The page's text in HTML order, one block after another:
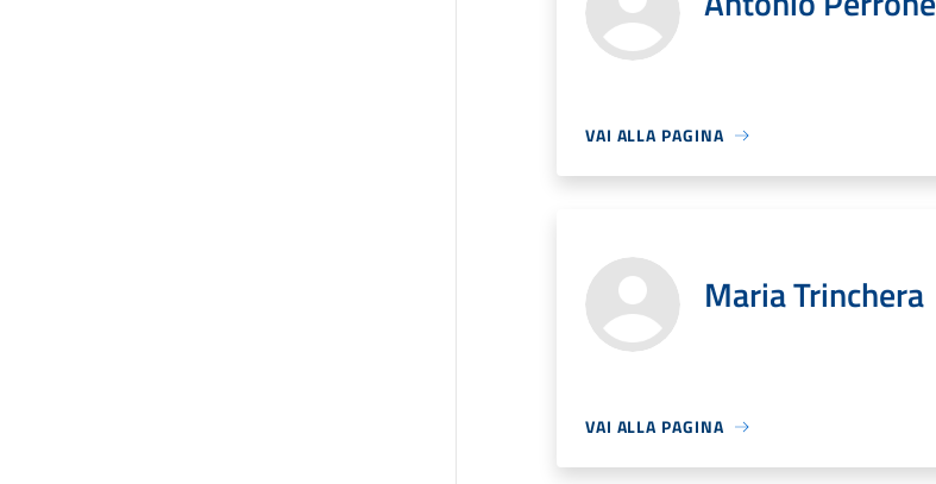
VAI ALLA PAGINA
Maria Trinchera
VAI ALLA PAGINA